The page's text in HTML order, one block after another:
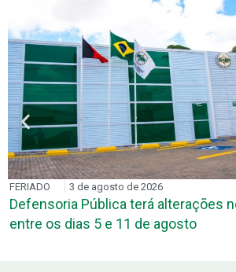
FERIADO 3 de agosto de 2026
Defensoria Pública terá alterações
entre os dias 5 e 11 de agosto